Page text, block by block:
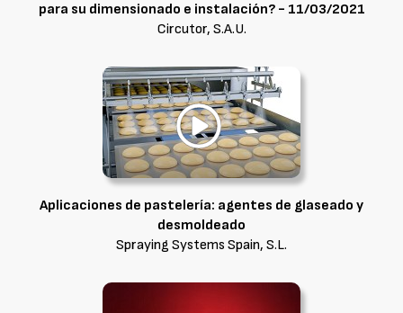
para su dimensionado e instalación? - 11/03/2021
Circutor, S.A.U.
Aplicaciones de pastelería: agentes de glaseado y
desmoldeado
Spraying Systems Spain, S.L.